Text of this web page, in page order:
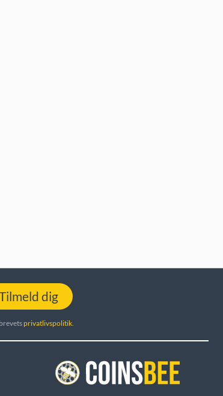
dig
privatlivspolitik.